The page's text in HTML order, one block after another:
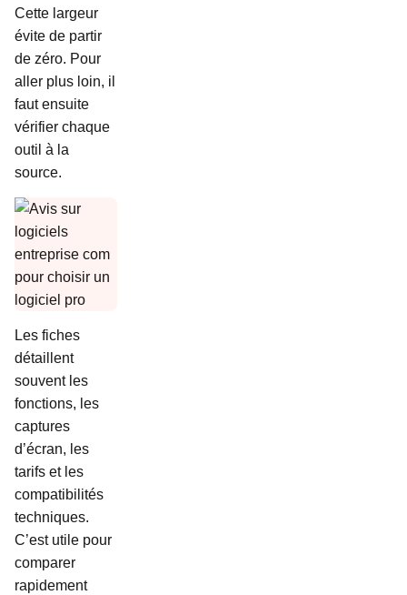
Cette largeur
évite de partir
de zéro. Pour
aller plus loin, il
faut ensuite
vérifier chaque
outil à la
source.
Les fiches
détaillent
souvent les
fonctions, les
captures
d’écran, les
tarifs et les
compatibilités
techniques.
C’est utile pour
comparer
rapidement